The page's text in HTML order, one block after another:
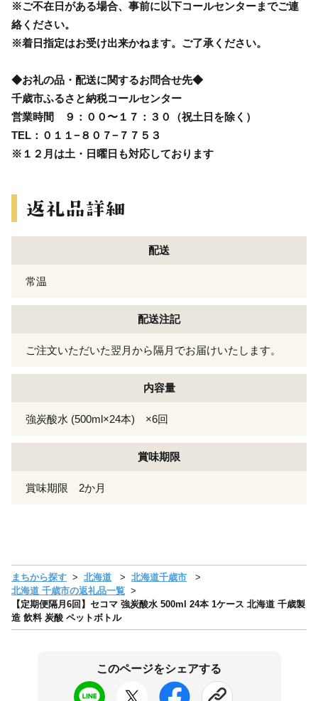
※ご不在日がある場合、事前に以下コールセンターまでご連
絡ください。
※着日指定はお受け出来かねます。ご了承ください。
◆お礼の品・配送に関するお問合せ先◆
千歳市ふるさと納税コールセンター
営業時間 ９：００〜１７：３０（祝土日を除く）
TEL：０１１−８０７−７７５３
※１２月は土・日曜日も対応しております
配送
常温
配送注記
ご注文いただいた翌月から隔月でお届けいたします。
内容量
強炭酸水 (500ml×24本) ×6回
賞味期限
賞味期限 2か月
まちから探す 北海道
北海道千歳市
北海道 千歳市の返礼品一覧
【定期便隔月6回】セコマ 強炭酸水 500ml 24本 1ケース 北海道 千歳製
造 飲料 炭酸 ペットボトル
このページをシェアする